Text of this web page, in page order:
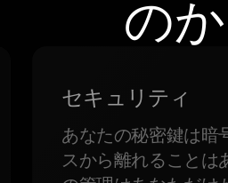
のか
セキュリティ
あなたの秘密鍵は暗
スから離れることは